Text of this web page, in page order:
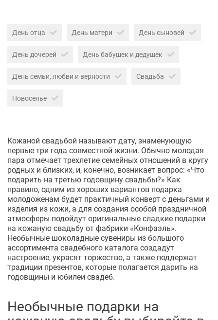
День отца День матери День сыновей
День дочерей День бабушек и дедушек
День семьи, любви и верности Свадьба
Новоселье
Кожаной свадьбой называют дату, знаменующую
первые три года совместной жизни. Обычно молодая
пара отмечает трехлетие семейных отношений в кругу
родных и близких, и, конечно, возникает вопрос: «Что
подарить на третью годовщину свадьбы?» Как
правило, одним из хороших вариантов подарка
молодоженам будет практичный конверт с деньгами и
изделия из кожи, а для создания особой праздничной
атмосферы подойдут оригинальные сладкие подарки
на кожаную свадьбу от фабрики «Конфаэль».
Необычные шоколадные сувениры из большого
ассортимента свадебного каталога создадут
настроение, украсят торжество, а также поддержат
традиции презентов, которые полагается дарить на
годовщины и юбилеи свадеб.
Необычные подарки на